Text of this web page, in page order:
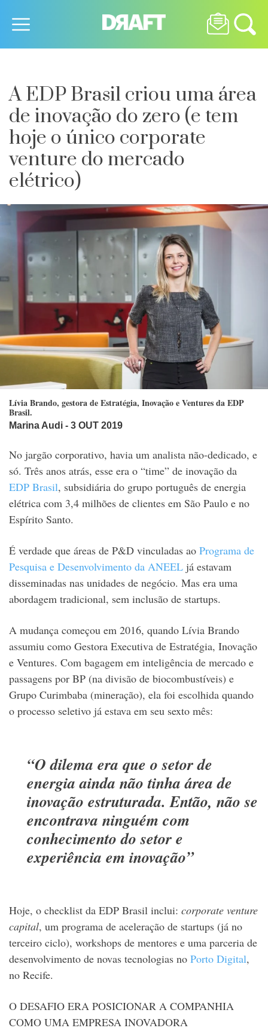
A EDP Brasil criou uma área
de inovação do zero (e tem
hoje o único corporate
venture do mercado
elétrico)
Lívia Brando, gestora de Estratégia, Inovação e Ventures da EDP
Brasil.
Marina Audi - 3 OUT 2019
No jargão corporativo, havia um analista não-dedicado, e
só. Três anos atrás, esse era o “time” de inovação da
EDP Brasil, subsidiária do grupo português de energia
elétrica com 3,4 milhões de clientes em São Paulo e no
Espírito Santo.
É verdade que áreas de P&D vinculadas ao Programa de
Pesquisa e Desenvolvimento da ANEEL já estavam
disseminadas nas unidades de negócio. Mas era uma
abordagem tradicional, sem inclusão de startups.
A mudança começou em 2016, quando Lívia Brando
assumiu como Gestora Executiva de Estratégia, Inovação
e Ventures. Com bagagem em inteligência de mercado e
passagens por BP (na divisão de biocombustíveis) e
Grupo Curimbaba (mineração), ela foi escolhida quando
o processo seletivo já estava em seu sexto mês:
“O dilema era que o setor de
energia ainda não tinha área de
inovação estruturada. Então, não se
encontrava ninguém com
conhecimento do setor e
experiência em inovação”
Hoje, o checklist da EDP Brasil inclui: corporate venture
capital, um programa de aceleração de startups (já no
terceiro ciclo), workshops de mentores e uma parceria de
desenvolvimento de novas tecnologias no Porto Digital,
no Recife.
O DESAFIO ERA POSICIONAR A COMPANHIA
COMO UMA EMPRESA INOVADORA